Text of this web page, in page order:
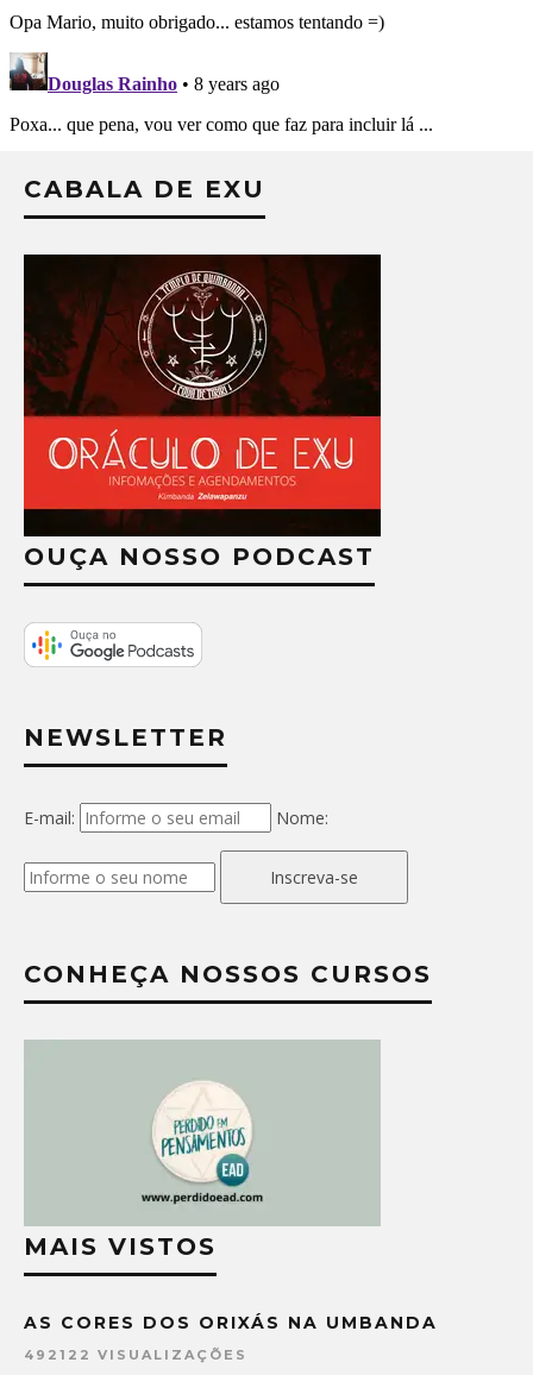
CABALA DE EXU
OUÇA NOSSO PODCAST
NEWSLETTER
E-mail: Nome:
Inscreva-se
CONHEÇA NOSSOS CURSOS
MAIS VISTOS
AS CORES DOS ORIXÁS NA UMBANDA
492122 VISUALIZAÇÕES